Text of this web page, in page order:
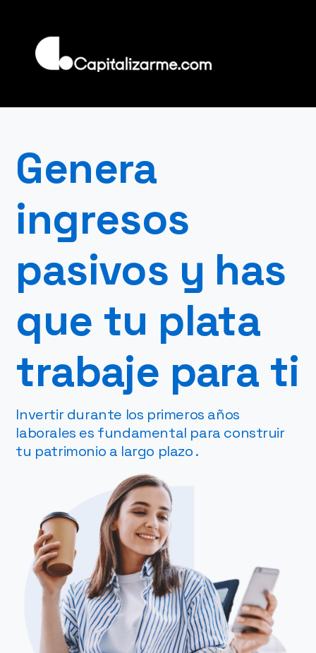
Genera
ingresos
pasivos y has
que tu plata
trabaje para ti
Invertir durante los primeros años
laborales es fundamental para construir
tu patrimonio a largo plazo .